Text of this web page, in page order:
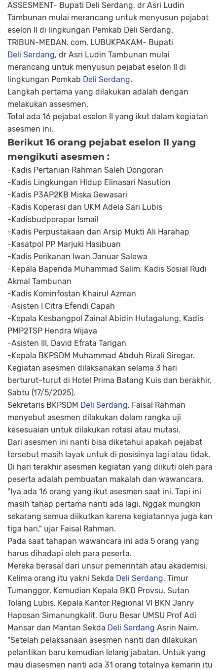
ASSESMENT- Bupati Deli Serdang, dr Asri Ludin
Tambunan mulai merancang untuk menyusun pejabat
eselon II di lingkungan Pemkab Deli Serdang.
TRIBUN-MEDAN. com, LUBUKPAKAM- Bupati
Deli Serdang, dr Asri Ludin Tambunan mulai
merancang untuk menyusun pejabat eselon II di
lingkungan Pemkab Deli Serdang.
Langkah pertama yang dilakukan adalah dengan
melakukan assesmen.
Total ada 16 pejabat eselon II yang ikut dalam kegiatan
asesmen ini.
Berikut 16 orang pejabat eselon II yang
mengikuti asesmen :
-Kadis Pertanian Rahman Saleh Dongoran
-Kadis Lingkungan Hidup Elinasari Nasution
-Kadis P3AP2KB Miska Gewasari
-Kadis Koperasi dan UKM Adela Sari Lubis
-Kadisbudporapar Ismail
-Kadis Perpustakaan dan Arsip Mukti Ali Harahap
-Kasatpol PP Marjuki Hasibuan
-Kadis Perikanan Iwan Januar Salewa
-Kepala Bapenda Muhammad Salim, Kadis Sosial Rudi
Akmal Tambunan
-Kadis Kominfostan Khairul Azman
-Asisten I Citra Efendi Capah
-Kepala Kesbangpol Zainal Abidin Hutagalung, Kadis
PMP2TSP Hendra Wijaya
-Asisten III, David Efrata Tarigan
-Kepala BKPSDM Muhammad Abduh Rizali Siregar.
Kegiatan asesmen dilaksanakan selama 3 hari
berturut-turut di Hotel Prima Batang Kuis dan berakhir,
Sabtu (17/5/2025).
Sekretaris BKPSDM Deli Serdang, Faisal Rahman
menyebut asesmen dilakukan dalam rangka uji
kesesuaian untuk dilakukan rotasi atau mutasi.
Dari asesmen ini nanti bisa diketahui apakah pejabat
tersebut masih layak untuk di posisinya lagi atau tidak.
Di hari terakhir asesmen kegiatan yang diikuti oleh para
peserta adalah pembuatan makalah dan wawancara.
"Iya ada 16 orang yang ikut asesmen saat ini. Tapi ini
masih tahap pertama nanti ada lagi. Nggak mungkin
sekarang semua diikutkan karena kegiatannya juga kan
tiga hari," ujar Faisal Rahman.
Pada saat tahapan wawancara ini ada 5 orang yang
harus dihadapi oleh para peserta.
Mereka berasal dari unsur pemerintah atau akademisi.
Kelima orang itu yakni Sekda Deli Serdang, Timur
Tumanggor, Kemudian Kepala BKD Provsu, Sutan
Tolang Lubis, Kepala Kantor Regional VI BKN Janry
Haposan Simanungkalit, Guru Besar UMSU Prof Adi
Mansar dan Mantan Sekda Deli Serdang Asrin Naim.
"Setelah pelaksanaan asesmen nanti dan dilakukan
pelantikan baru kemudian lelang jabatan. Untuk yang
mau diasesmen nanti ada 31 orang totalnya kemarin itu